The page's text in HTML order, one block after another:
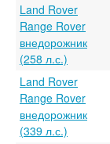
Land Rover
Range Rover
внедорожник
(258 л.с.)
Land Rover
Range Rover
внедорожник
(339 л.с.)